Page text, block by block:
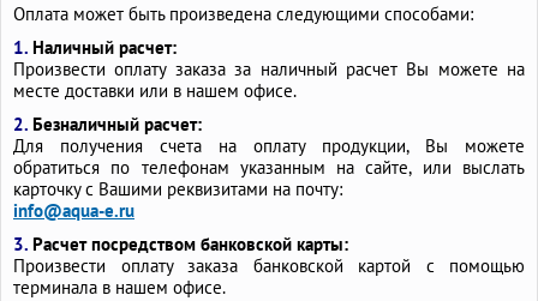
Оплата может быть произведена следующими способами:
1. Наличный расчет:
Произвести оплату заказа за наличный расчет Вы можете на
месте доставки или в нашем офисе.
2. Безналичный расчет:
Для получения счета на оплату продукции, Вы можете
обратиться по телефонам указанным на сайте, или выслать
карточку с Вашими реквизитами на почту:
info@aqua-e.ru
3. Расчет посредством банковской карты:
Произвести оплату заказа банковской картой с помощью
терминала в нашем офисе.